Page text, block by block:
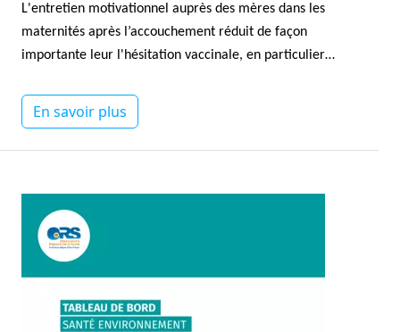
L'entretien motivationnel auprès des mères dans les
maternités après l’accouchement réduit de façon
importante leur l'hésitation vaccinale, en particulier…
En savoir plus